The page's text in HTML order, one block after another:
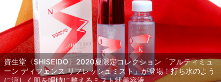
資生堂〈SHISEIDO〉2020夏限定コレクション「アルティミュ
ーン ディフェンス リフレッシュミスト」が登場！打ち水のよう